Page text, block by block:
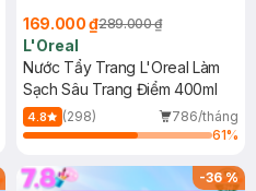
169.000 ₫289.000 ₫
L'Oreal
Nước Tẩy Trang L'Oreal Làm
Sạch Sâu Trang Điểm 400ml
4.8 (298)
786/tháng
61%
-36%